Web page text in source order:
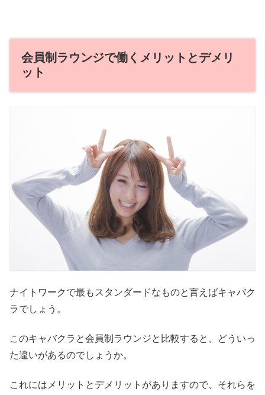
会員制ラウンジで働くメリットとデメリ
ット
ナイトワークで最もスタンダードなものと言えばキャバク
ラでしょう。
このキャバクラと会員制ラウンジと比較すると、どういっ
た違いがあるのでしょうか。
これにはメリットとデメリットがありますので、それらを